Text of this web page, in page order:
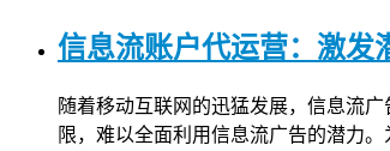
信息流账户代运营：激发
随着移动互联网的迅猛发展，信息流
限，难以全面利用信息流广告的潜力